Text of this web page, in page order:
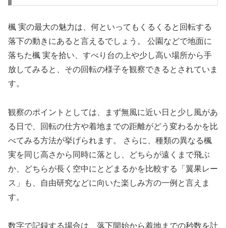
楓 実の最大の魅力は、何といってもくるくると回転する
落下の動きにあると言えるでしょう。 公園などで地面に
落ちた楓 実を拾い、すべり台の上や少し高い場所から手
放してみると、その回転の様子を観察できるとされていま
す。
観察のポイントとしては、まず無風に近い日と少し風があ
る日で、回転の仕方や着地までの距離がどう変わるかを比
べてみる方法が挙げられます。 さらに、種類の異なる楓
実を同じ高さから同時に落とし、どちらが遠くまで飛ぶ
か、どちらが長く空中にとどまるかを比較する「翼果レー
ス」も、自由研究などに向いた楽しみ方の一例と言えま
す。
数字で記録する場合は、落下開始から着地までの秒数を計